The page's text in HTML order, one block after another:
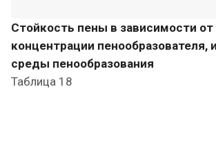
Стойкость пены в зависимости от
концентрации пенообразователя,
среды пенообразования
Таблица 18